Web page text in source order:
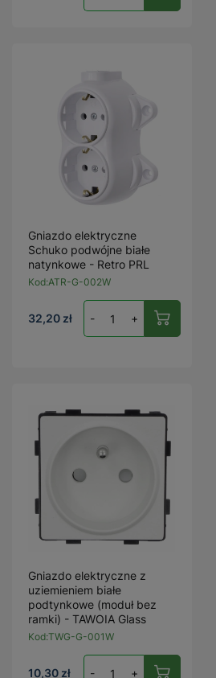
Gniazdo elektryczne
Schuko podwójne białe
natynkowe - Retro PRL
Kod:ATR-G-002W
32,20 zł - +
Gniazdo elektryczne z
uziemieniem białe
podtynkowe (moduł bez
ramki) - TAWOIA Glass
Kod:TWG-G-001W
10,30 zł - +